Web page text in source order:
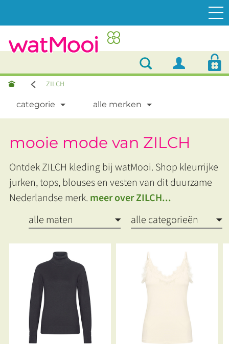
ZILCH
categorie alle merken
mooie mode van ZILCH
Ontdek ZILCH kleding bij watMooi. Shop kleurrijke
jurken, tops, blouses en vesten van dit duurzame
Nederlandse merk. meer over ZILCH...